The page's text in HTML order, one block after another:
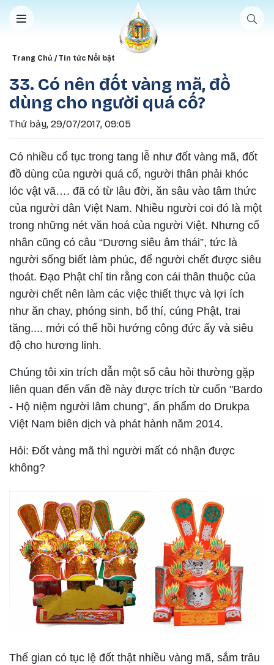
Nhảy đến nội dung
Breadcrumb
Trang Chủ Tin tức Nổi bật
33. Có nên đốt vàng mã, đồ
dùng cho người quá cố?
Thứ bảy, 29/07/2017, 09:05
Có nhiều cổ tục trong tang lễ như đốt vàng mã, đốt
đồ dùng của người quá cố, người thân phải khóc
lóc vật vã…. đã có từ lâu đời, ăn sâu vào tâm thức
của người dân Việt Nam. Nhiều người coi đó là một
trong những nét văn hoá của người Việt. Nhưng cổ
nhân cũng có câu “Dương siêu âm thái”, tức là
người sống biết làm phúc, để người chết được siêu
thoát. Đạo Phật chỉ tin rằng con cái thân thuộc của
người chết nên làm các việc thiết thực và lợi ích
như ăn chay, phóng sinh, bố thí, cúng Phật, trai
tăng.... mới có thể hồi hướng công đức ấy và siêu
độ cho hương linh.
Chúng tôi xin trích dẫn một số câu hỏi thường gặp
liên quan đến vấn đề này được trích từ cuốn "Bardo
- Hộ niệm người lâm chung", ấn phẩm do Drukpa
Việt Nam biên dịch và phát hành năm 2014.
Hỏi: Đốt vàng mã thì người mất có nhận được
không?
Thế gian có tục lệ đốt thật nhiều vàng mã, sắm trâu